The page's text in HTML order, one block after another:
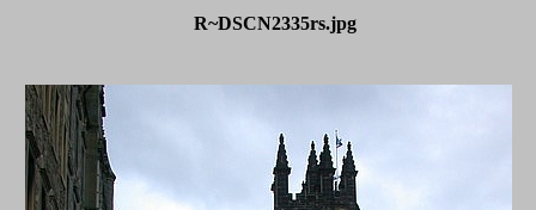
R~DSCN2335rs.jpg